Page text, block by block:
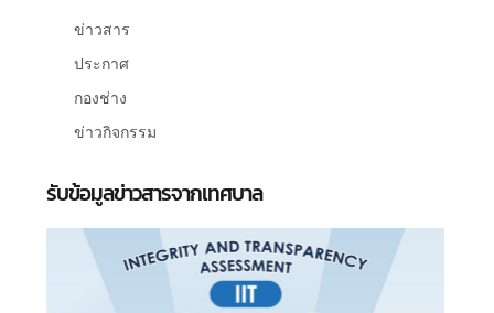
ข่าวสาร
ประกาศ
กองช่าง
ข่าวกิจกรรม
รับข้อมูลข่าวสารจากเทศบาล